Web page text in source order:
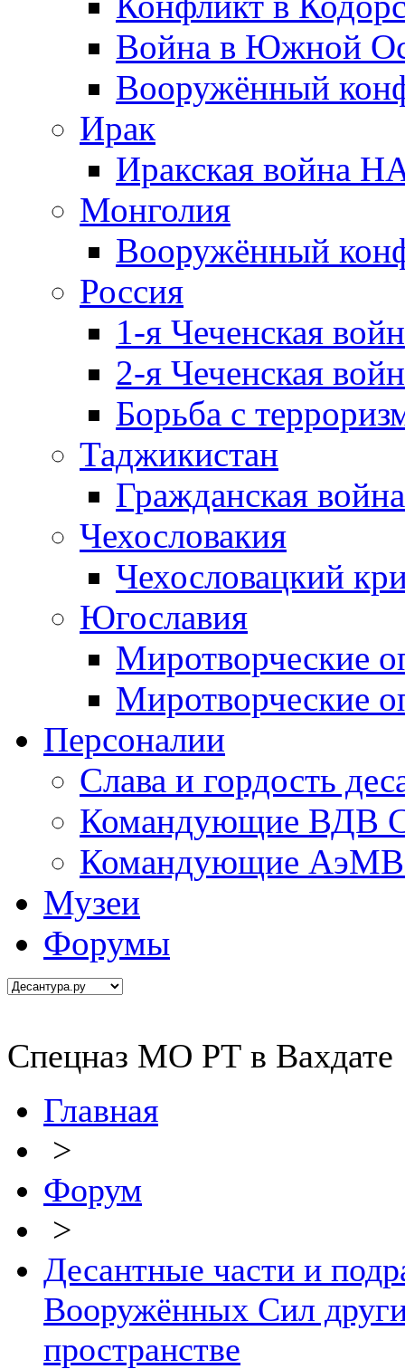
Война в Южной
Вооружённый
Ирак
Иракская война
Монголия
Вооружённый
Россия
1-я Чеченская
2-я Чеченская
Борьба с
Таджикистан
Гражданская
Чехословакия
Чехословацкий
Югославия
Миротворческие
Миротворческие
Персоналии
Слава и гордость
Командующие ВДВ
Командующие АэМВ
Музеи
Форумы
Спецназ МО РТ в Вахдате
Главная
>
Форум
>
Десантные части и
Вооружённых Сил
пространстве